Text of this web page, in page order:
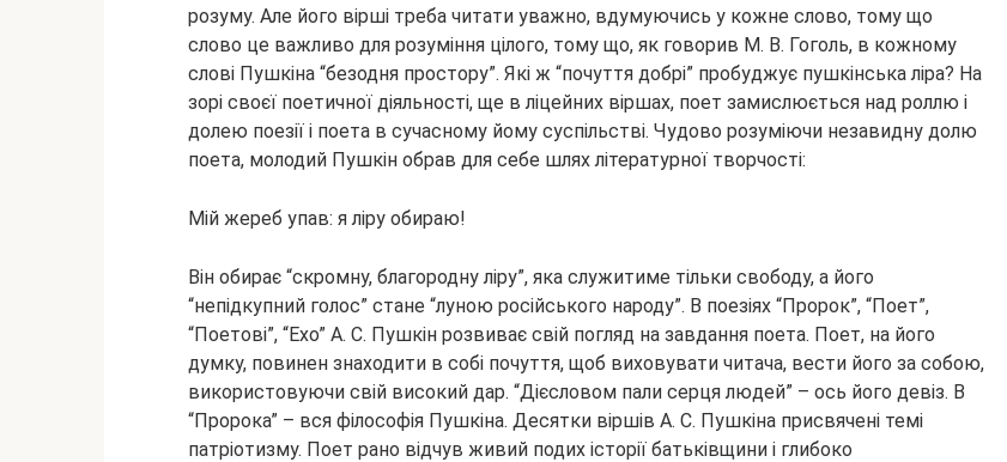
розуму. Але його вірші треба читати уважно, вдумуючись у кожне слово, тому що
слово це важливо для розуміння цілого, тому що, як говорив М. В. Гоголь, в кожному
слові Пушкіна “безодня простору”. Які ж “почуття добрі” пробуджує пушкінська ліра? На
зорі своєї поетичної діяльності, ще в ліцейних віршах, поет замислюється над роллю і
долею поезії і поета в сучасному йому суспільстві. Чудово розуміючи незавидну долю
поета, молодий Пушкін обрав для себе шлях літературної творчості:
Мій жереб упав: я ліру обираю!
Він обирає “скромну, благородну ліру”, яка служитиме тільки свободу, а його
“непідкупний голос” стане “луною російського народу”. В поезіях “Пророк”, “Поет”,
“Поетові”, “Ехо” А. С. Пушкін розвиває свій погляд на завдання поета. Поет, на його
думку, повинен знаходити в собі почуття, щоб виховувати читача, вести його за собою,
використовуючи свій високий дар. “Дієсловом пали серця людей” – ось його девіз. В
“Пророка” – вся філософія Пушкіна. Десятки віршів А. С. Пушкіна присвячені темі
патріотизму. Поет рано відчув живий подих історії батьківщини і глибоко